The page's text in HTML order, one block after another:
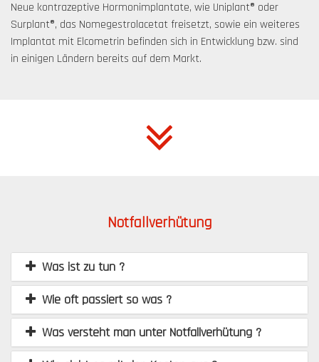
Neue kontrazeptive Hormonimplantate, wie Uniplant® oder
Surplant®, das Nomegestrolacetat frei­setzt, sowie ein weiteres
Implantat mit Elcometrin befinden sich in Entwicklung bzw. sind
in einigen Ländern bereits auf dem Markt.
Notfallverhütung
Was ist zu tun ?
Wie oft passiert so was ?
Was versteht man unter Notfallverhütung ?